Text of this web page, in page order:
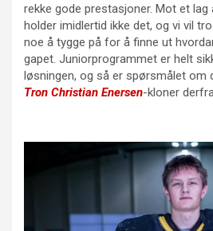
rekke gode prestasjoner. Mot et lag
holder imidlertid ikke det, og vi vil
noe å tygge på for å finne ut
gapet. Juniorprogrammet er helt
løsningen, og så er spørsmålet om
Tron Christian Enersen-kloner